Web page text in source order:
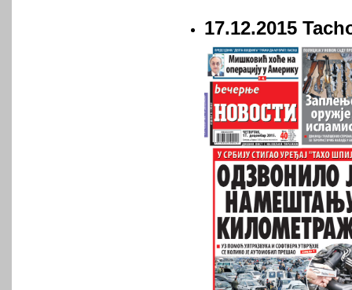
17.12.2015